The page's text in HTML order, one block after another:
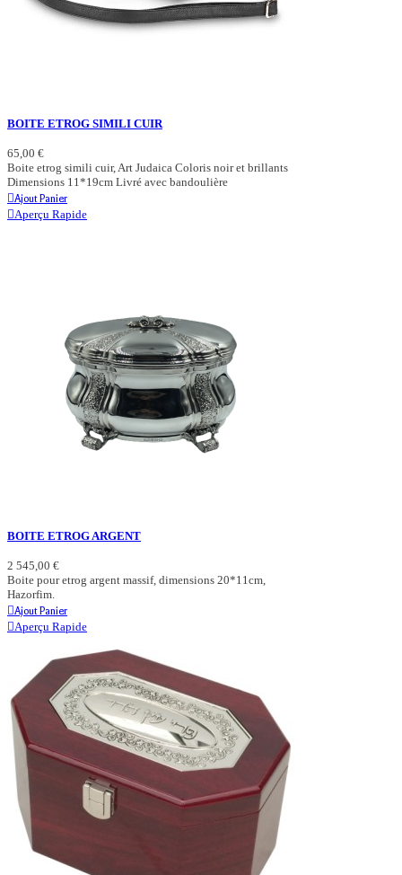
BOITE ETROG SIMILI CUIR
65,00 €
Boite etrog simili cuir, Art Judaica Coloris noir et brillants
Dimensions 11*19cm Livré avec bandoulière
Ajout Panier
Aperçu Rapide
BOITE ETROG ARGENT
2 545,00 €
Boite pour etrog argent massif, dimensions 20*11cm,
Hazorfim.
Ajout Panier
Aperçu Rapide